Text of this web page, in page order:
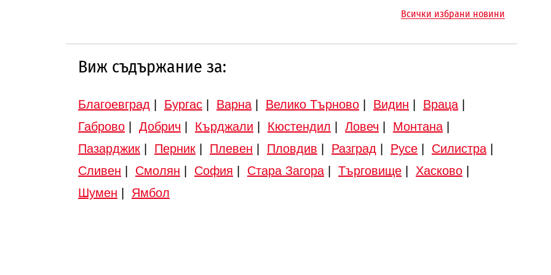
Всички избрани новини
Виж съдържание за:
Благоевград | Бургас | Варна | Велико Търново | Видин | Враца |
Габрово | Добрич | Кърджали | Кюстендил | Ловеч | Монтана |
Пазарджик | Перник | Плевен | Пловдив | Разград | Русе | Силистра |
Сливен | Смолян | София | Стара Загора | Търговище | Хасково |
Шумен | Ямбол